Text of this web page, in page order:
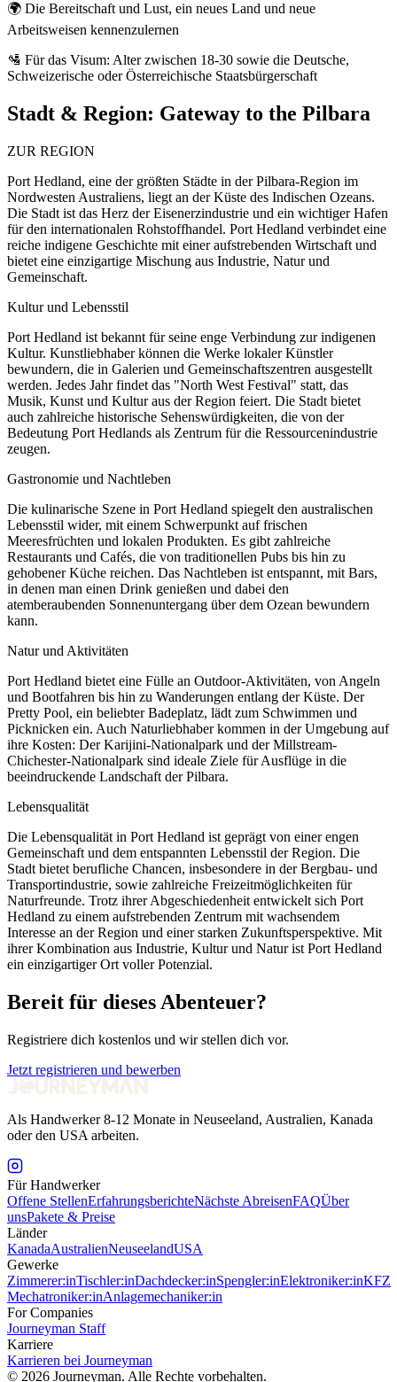
🌍 Die Bereitschaft und Lust, ein neues Land und neue
Arbeitsweisen kennenzulernen
🛂 Für das Visum: Alter zwischen 18-30 sowie die Deutsche,
Schweizerische oder Österreichische Staatsbürgerschaft
Stadt & Region: Gateway to the Pilbara
ZUR REGION
Port Hedland, eine der größten Städte in der Pilbara-Region im
Nordwesten Australiens, liegt an der Küste des Indischen Ozeans.
Die Stadt ist das Herz der Eisenerzindustrie und ein wichtiger Hafen
für den internationalen Rohstoffhandel. Port Hedland verbindet eine
reiche indigene Geschichte mit einer aufstrebenden Wirtschaft und
bietet eine einzigartige Mischung aus Industrie, Natur und
Gemeinschaft.
Kultur und Lebensstil
Port Hedland ist bekannt für seine enge Verbindung zur indigenen
Kultur. Kunstliebhaber können die Werke lokaler Künstler
bewundern, die in Galerien und Gemeinschaftszentren ausgestellt
werden. Jedes Jahr findet das "North West Festival" statt, das
Musik, Kunst und Kultur aus der Region feiert. Die Stadt bietet
auch zahlreiche historische Sehenswürdigkeiten, die von der
Bedeutung Port Hedlands als Zentrum für die Ressourcenindustrie
zeugen.
Gastronomie und Nachtleben
Die kulinarische Szene in Port Hedland spiegelt den australischen
Lebensstil wider, mit einem Schwerpunkt auf frischen
Meeresfrüchten und lokalen Produkten. Es gibt zahlreiche
Restaurants und Cafés, die von traditionellen Pubs bis hin zu
gehobener Küche reichen. Das Nachtleben ist entspannt, mit Bars,
in denen man einen Drink genießen und dabei den
atemberaubenden Sonnenuntergang über dem Ozean bewundern
kann.
Natur und Aktivitäten
Port Hedland bietet eine Fülle an Outdoor-Aktivitäten, von Angeln
und Bootfahren bis hin zu Wanderungen entlang der Küste. Der
Pretty Pool, ein beliebter Badeplatz, lädt zum Schwimmen und
Picknicken ein. Auch Naturliebhaber kommen in der Umgebung auf
ihre Kosten: Der Karijini-Nationalpark und der Millstream-
Chichester-Nationalpark sind ideale Ziele für Ausflüge in die
beeindruckende Landschaft der Pilbara.
Lebensqualität
Die Lebensqualität in Port Hedland ist geprägt von einer engen
Gemeinschaft und dem entspannten Lebensstil der Region. Die
Stadt bietet berufliche Chancen, insbesondere in der Bergbau- und
Transportindustrie, sowie zahlreiche Freizeitmöglichkeiten für
Naturfreunde. Trotz ihrer Abgeschiedenheit entwickelt sich Port
Hedland zu einem aufstrebenden Zentrum mit wachsendem
Interesse an der Region und einer starken Zukunftsperspektive. Mit
ihrer Kombination aus Industrie, Kultur und Natur ist Port Hedland
ein einzigartiger Ort voller Potenzial.
Bereit für dieses Abenteuer?
Registriere dich kostenlos und wir stellen dich vor.
Jetzt registrieren und bewerben
Als Handwerker 8-12 Monate in Neuseeland, Australien, Kanada
oder den USA arbeiten.
Für Handwerker
Offene StellenErfahrungsberichteNächste AbreisenFAQÜber
unsPakete & Preise
Länder
KanadaAustralienNeuseelandUSA
Gewerke
Zimmerer:inTischler:inDachdecker:inSpengler:inElektroniker:inKFZ
Mechatroniker:inAnlagemechaniker:in
For Companies
Journeyman Staff
Karriere
Karrieren bei Journeyman
© 2026 Journeyman. Alle Rechte vorbehalten.